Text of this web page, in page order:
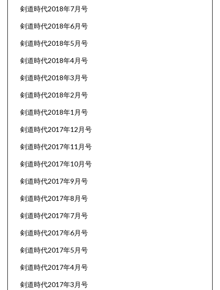
剣道時代2018年7月号
剣道時代2018年6月号
剣道時代2018年5月号
剣道時代2018年4月号
剣道時代2018年3月号
剣道時代2018年2月号
剣道時代2018年1月号
剣道時代2017年12月号
剣道時代2017年11月号
剣道時代2017年10月号
剣道時代2017年9月号
剣道時代2017年8月号
剣道時代2017年7月号
剣道時代2017年6月号
剣道時代2017年5月号
剣道時代2017年4月号
剣道時代2017年3月号